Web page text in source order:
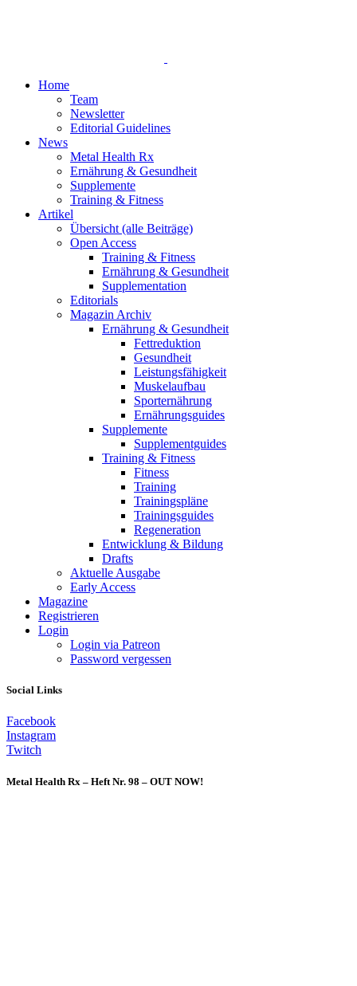
Home
Team
Newsletter
Editorial Guidelines
News
Metal Health Rx
Ernährung & Gesundheit
Supplemente
Training & Fitness
Artikel
Übersicht (alle Beiträge)
Open Access
Training & Fitness
Ernährung & Gesundheit
Supplementation
Editorials
Magazin Archiv
Ernährung & Gesundheit
Fettreduktion
Gesundheit
Leistungsfähigkeit
Muskelaufbau
Sporternährung
Ernährungsguides
Supplemente
Supplementguides
Training & Fitness
Fitness
Training
Trainingspläne
Trainingsguides
Regeneration
Entwicklung & Bildung
Drafts
Aktuelle Ausgabe
Early Access
Magazine
Registrieren
Login
Login via Patreon
Password vergessen
Social Links
Facebook
Instagram
Twitch
Metal Health Rx – Heft Nr. 98 – OUT NOW!